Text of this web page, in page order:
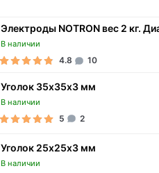
Электроды NOTRON вес 2 кг.
В наличии
4.8 10
Уголок 35х35х3 мм
В наличии
5 2
Уголок 25х25х3 мм
В наличии